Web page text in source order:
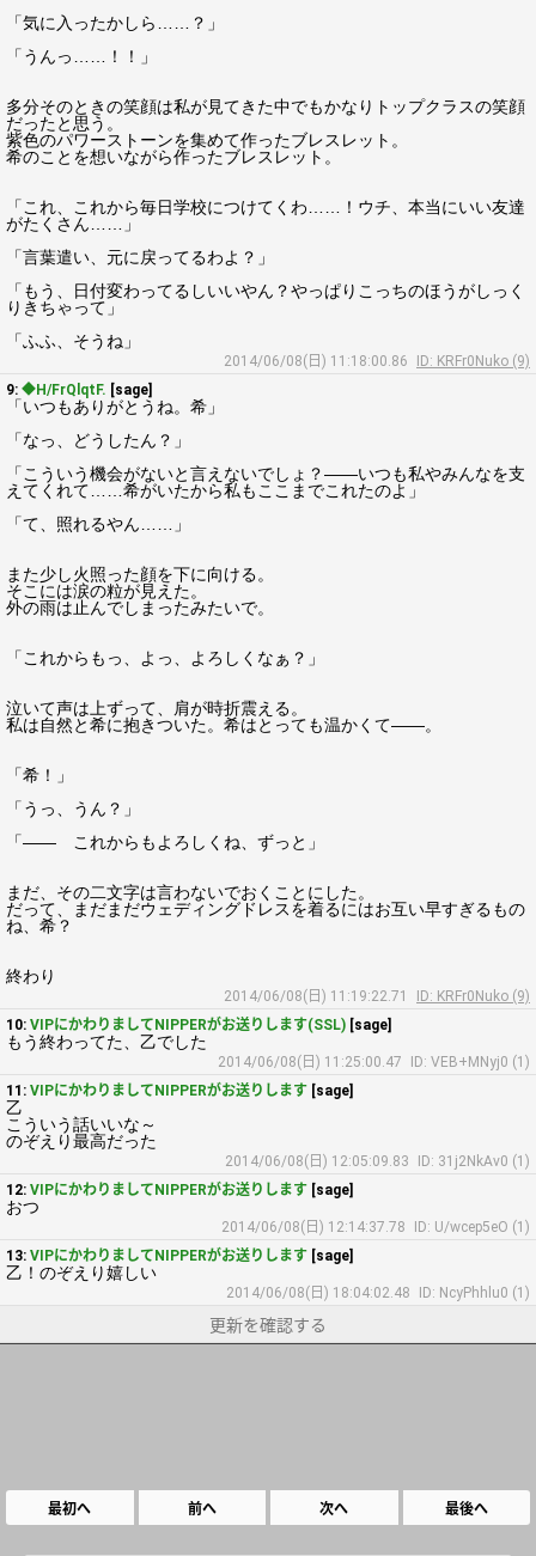
「気に入ったかしら……？」
「うんっ……！！」
多分そのときの笑顔は私が見てきた中でもかなりトップクラスの笑顔
だったと思う。
紫色のパワーストーンを集めて作ったブレスレット。
希のことを想いながら作ったブレスレット。
「これ、これから毎日学校につけてくわ……！ウチ、本当にいい友達
がたくさん……」
「言葉遣い、元に戻ってるわよ？」
「もう、日付変わってるしいいやん？やっぱりこっちのほうがしっく
りきちゃって」
「ふふ、そうね」
2014/06/08(日) 11:18:00.86
ID: KRFr0Nuko (9)
9: ◆H/FrQlqtF. [sage]
「いつもありがとうね。希」
「なっ、どうしたん？」
「こういう機会がないと言えないでしょ？――いつも私やみんなを支
えてくれて……希がいたから私もここまでこれたのよ」
「て、照れるやん……」
また少し火照った顔を下に向ける。
そこには涙の粒が見えた。
外の雨は止んでしまったみたいで。
「これからもっ、よっ、よろしくなぁ？」
泣いて声は上ずって、肩が時折震える。
私は自然と希に抱きついた。希はとっても温かくて――。
「希！」
「うっ、うん？」
「―― これからもよろしくね、ずっと」
まだ、その二文字は言わないでおくことにした。
だって、まだまだウェディングドレスを着るにはお互い早すぎるもの
ね、希？
終わり
2014/06/08(日) 11:19:22.71
ID: KRFr0Nuko (9)
10: VIPにかわりましてNIPPERがお送りします(SSL) [sage]
もう終わってた、乙でした
2014/06/08(日) 11:25:00.47
ID: VEB+MNyj0 (1)
11: VIPにかわりましてNIPPERがお送りします [sage]
乙
こういう話いいな～
のぞえり最高だった
2014/06/08(日) 12:05:09.83
ID: 31j2NkAv0 (1)
12: VIPにかわりましてNIPPERがお送りします [sage]
おつ
2014/06/08(日) 12:14:37.78
ID: U/wcep5eO (1)
13: VIPにかわりましてNIPPERがお送りします [sage]
乙！のぞえり嬉しい
2014/06/08(日) 18:04:02.48 ID: NcyPhhlu0 (1)
更新を確認する
最初へ 前へ 次へ 最後へ